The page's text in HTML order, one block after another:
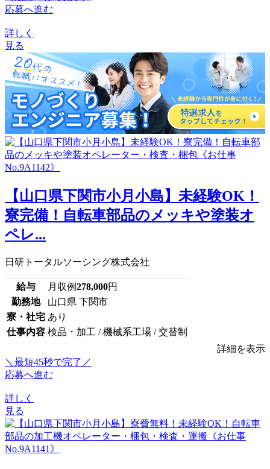
応募へ進む
詳しく
見る
【山口県下関市小月小島】未経験OK！
寮完備！自転車部品のメッキや塗装オ
ペレ...
日研トータルソーシング株式会社
給与 月収例278,000円
勤務地
山口県 下関市
寮・社宅 あり
仕事内容 検品・加工 / 機械系工場 / 交替制
詳細を表示
＼最短45秒で完了／
応募へ進む
詳しく
見る